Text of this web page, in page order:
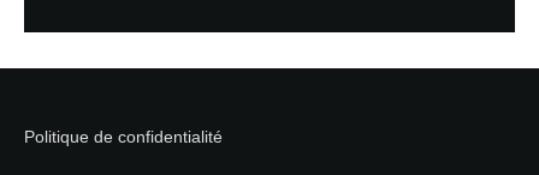
Politique de confidentialité